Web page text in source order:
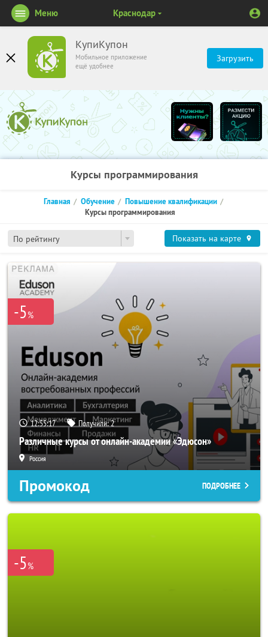
КупиКупон
Мобильное приложение
ещё удобнее
Загрузить
Меню Краснодар
Курсы программирования
По рейтингу
Главная Обучение
Повышение квалификации
Курсы программирования
Показать на карте
-5%
12:55:17 Получили:2
Различные курсы от онлайн-академии «Эдюсон»
Россия
Промокод ПОДРОБНЕЕ
-5%